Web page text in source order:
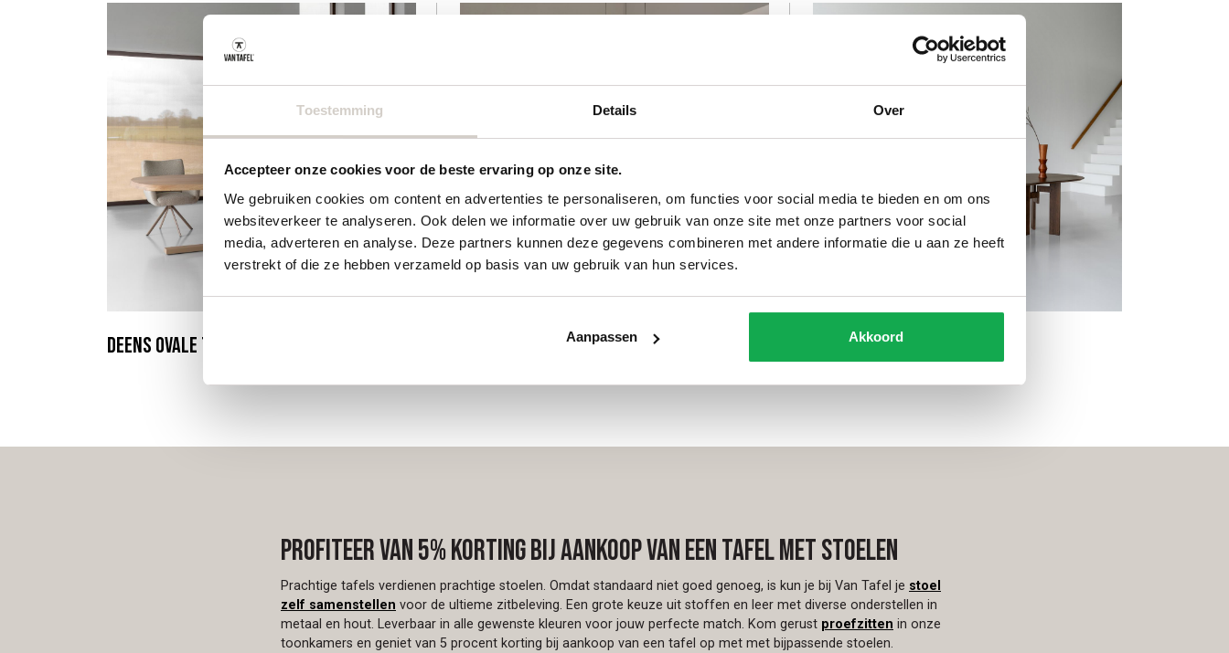
Toestemming Details Over
Accepteer onze cookies voor de beste ervaring op onze site.
We gebruiken cookies om content en advertenties te personaliseren, om functies voor social media te bieden en om ons
websiteverkeer te analyseren. Ook delen we informatie over uw gebruik van onze site met onze partners voor social
media, adverteren en analyse. Deze partners kunnen deze gegevens combineren met andere informatie die u aan ze heeft
verstrekt of die ze hebben verzameld op basis van uw gebruik van hun services.
Aanpassen Akkoord
Deens ovale tafels Plat ovaal
Profiteer van 5% korting bij aankoop van een tafel met stoelen
Prachtige tafels verdienen prachtige stoelen. Omdat standaard niet goed genoeg, is kun je bij Van Tafel je stoel
zelf samenstellen voor de ultieme zitbeleving. Een grote keuze uit stoffen en leer met diverse onderstellen in
metaal en hout. Leverbaar in alle gewenste kleuren voor jouw perfecte match. Kom gerust proefzitten in onze
toonkamers en geniet van 5 procent korting bij aankoop van een tafel op met met bijpassende stoelen.